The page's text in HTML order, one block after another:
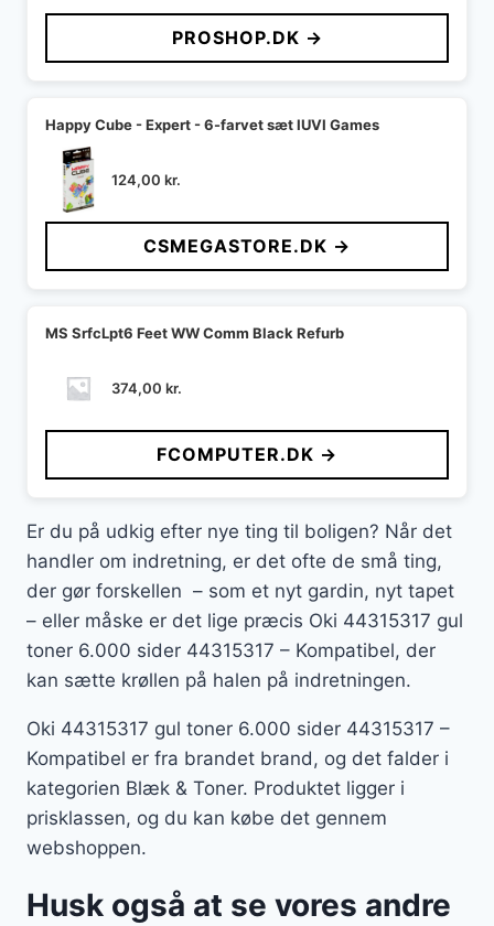
PROSHOP.DK →
Happy Cube - Expert - 6-farvet sæt IUVI Games
124,00 kr.
CSMEGASTORE.DK →
MS SrfcLpt6 Feet WW Comm Black Refurb
374,00 kr.
FCOMPUTER.DK →
Er du på udkig efter nye ting til boligen? Når det
handler om indretning, er det ofte de små ting,
der gør forskellen – som et nyt gardin, nyt tapet
– eller måske er det lige præcis Oki 44315317 gul
toner 6.000 sider 44315317 – Kompatibel, der
kan sætte krøllen på halen på indretningen.
Oki 44315317 gul toner 6.000 sider 44315317 –
Kompatibel er fra brandet brand, og det falder i
kategorien Blæk & Toner. Produktet ligger i
prisklassen, og du kan købe det gennem
webshoppen.
Husk også at se vores andre